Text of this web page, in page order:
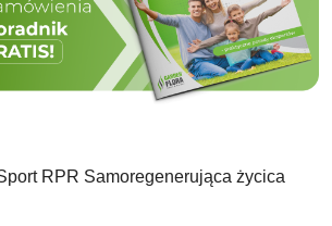
RPR Samoregenerująca życica